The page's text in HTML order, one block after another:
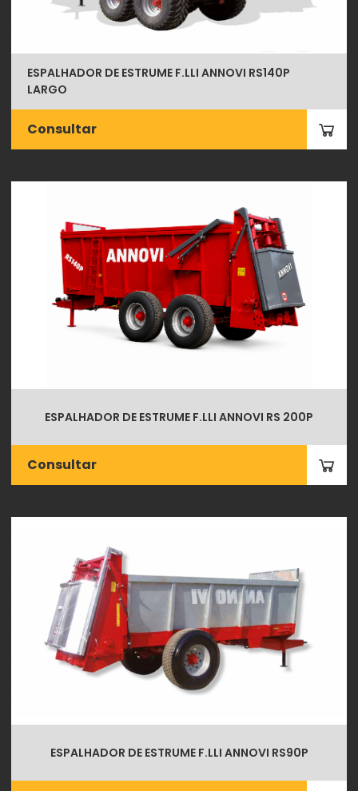
ESPALHADOR DE ESTRUME F.LLI ANNOVI RS140P
LARGO
Consultar
ESPALHADOR DE ESTRUME F.LLI ANNOVI RS 200P
Consultar
ESPALHADOR DE ESTRUME F.LLI ANNOVI RS90P